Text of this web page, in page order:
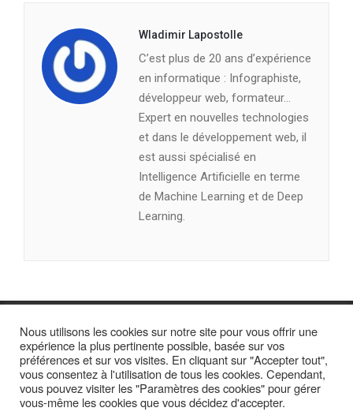
Wladimir Lapostolle
C’est plus de 20 ans d’expérience
en informatique : Infographiste,
développeur web, formateur…
Expert en nouvelles technologies
et dans le développement web, il
est aussi spécialisé en
Intelligence Artificielle en terme
de Machine Learning et de Deep
Learning.
Nous utilisons les cookies sur notre site pour vous offrir une
expérience la plus pertinente possible, basée sur vos
préférences et sur vos visites. En cliquant sur "Accepter tout",
vous consentez à l'utilisation de tous les cookies. Cependant,
vous pouvez visiter les "Paramètres des cookies" pour gérer
vous-même les cookies que vous décidez d'accepter.